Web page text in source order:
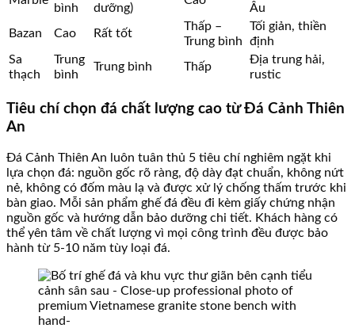
bình
dưỡng)
Âu
Bazan
Cao Rất tốt
Thấp –
Trung bình
Tối giản, thiền
định
Sa
thạch
Trung
bình
Trung bình Thấp
Địa trung hải,
rustic
Tiêu chí chọn đá chất lượng cao từ Đá Cảnh Thiên
An
Đá Cảnh Thiên An luôn tuân thủ 5 tiêu chí nghiêm ngặt khi
lựa chọn đá: nguồn gốc rõ ràng, độ dày đạt chuẩn, không nứt
nẻ, không có đốm màu lạ và được xử lý chống thấm trước khi
bàn giao. Mỗi sản phẩm ghế đá đều đi kèm giấy chứng nhận
nguồn gốc và hướng dẫn bảo dưỡng chi tiết. Khách hàng có
thể yên tâm về chất lượng vì mọi công trình đều được bảo
hành từ 5-10 năm tùy loại đá.